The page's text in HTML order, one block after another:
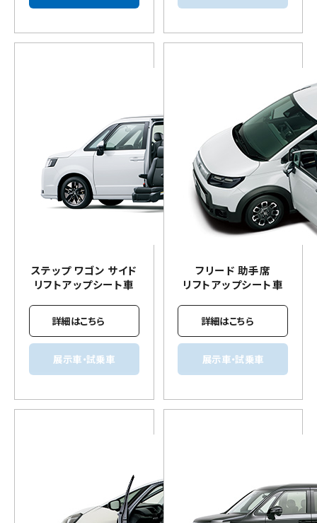
ステップ ワゴン サイド
リフトアップシート車
詳細はこちら
展示車・試乗車
フリード 助手席
リフトアップシート車
詳細はこちら
展示車・試乗車